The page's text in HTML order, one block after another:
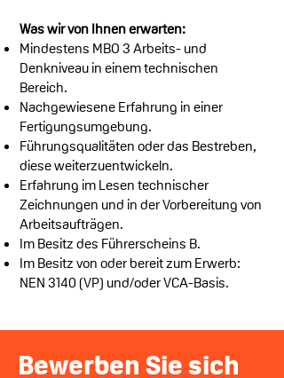
Was wir von Ihnen erwarten:
Mindestens MBO 3 Arbeits- und
Denkniveau in einem technischen
Bereich.
Nachgewiesene Erfahrung in einer
Fertigungsumgebung.
Führungsqualitäten oder das Bestreben,
diese weiterzuentwickeln.
Erfahrung im Lesen technischer
Zeichnungen und in der Vorbereitung von
Arbeitsaufträgen.
Im Besitz des Führerscheins B.
Im Besitz von oder bereit zum Erwerb:
NEN 3140 (VP) und/oder VCA-Basis.
Bewerben Sie sich